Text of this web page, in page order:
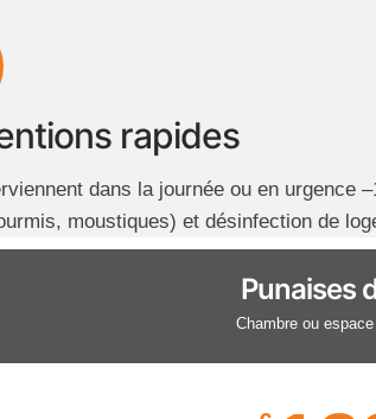
rapides
dans la journée ou en urgence
moustiques) et désinfection de
Punaises
Chambre ou espace